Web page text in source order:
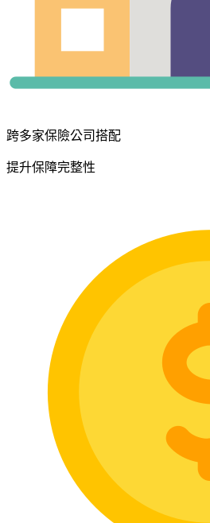
跨多家保險公司搭配
提升保障完整性